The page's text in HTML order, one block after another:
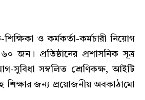
শিক্ষিকা ও কর্মকর্তা-কর্মচারী নিয়োগ
জন। প্রতিষ্ঠানের প্রশাসনিক সূত্র
সুবিধা সম্বলিত শ্রেণিকক্ষ, আইটি
শিক্ষার জন্য প্রয়োজনীয় অবকাঠামো